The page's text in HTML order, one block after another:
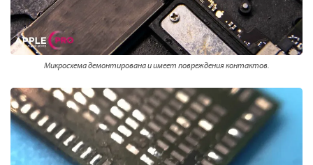
Микросхема демонтирована и имеет повреждения контактов.